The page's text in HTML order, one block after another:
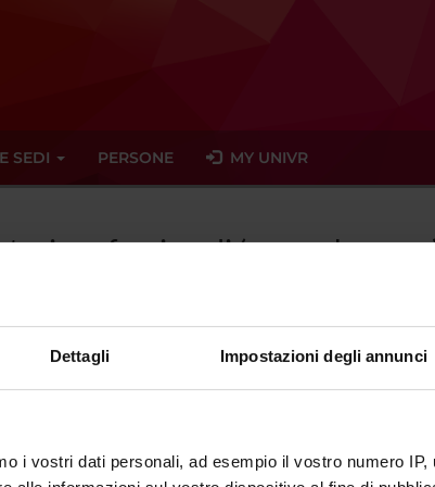
Dettagli Impostazioni degli annunci
i vostri dati personali, ad esempio il vostro numero
SEDI PERSONE MY UNIVR
professionali (secondo
alcun seminario relativo all'insegnamento